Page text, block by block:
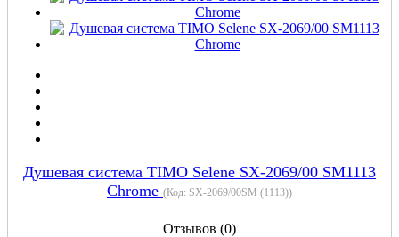
Душевая система TIMO Selene SX-2069/00 SM1113
Chrome (Код: SX-2069/00SM (1113))
Отзывов (0)